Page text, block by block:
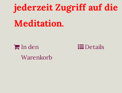
jederzeit Zugriff auf die
Meditation.
In den
Warenkorb
Details